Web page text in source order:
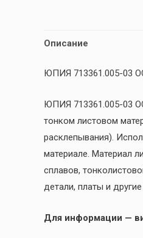
Описание
ЮПИЯ 713361.005-03
ЮПИЯ 713361.005-03
тонком листовом
расклепывания).
материале. Материал
сплавов,
детали, платы и
Для информации —